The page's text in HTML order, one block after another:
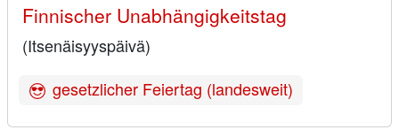
Finnischer Unabhängigkeitstag
(Itsenäisyyspäivä)
gesetzlicher Feiertag (landesweit)